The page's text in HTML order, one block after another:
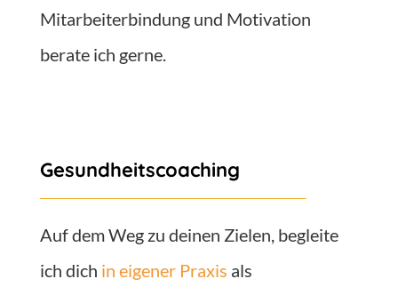
Mitarbeiterbindung und Motivation
berate ich gerne.
Gesundheitscoaching
Auf dem Weg zu deinen Zielen, begleite
ich dich in eigener Praxis als